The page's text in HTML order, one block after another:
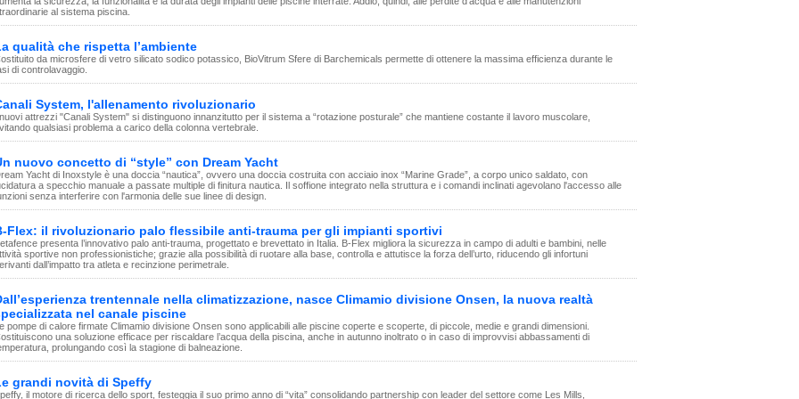
al sistema piscina.
qualità che rispetta l’ambiente
da microsfere di vetro silicato sodico potassico, BioVitrum Sfere di Barchemicals permette di ottenere la massima efficienza durante le
di controlavaggio.
System, l'allenamento rivoluzionario
attrezzi "Canali System" si distinguono innanzitutto per il sistema a “rotazione posturale” che mantiene costante il lavoro muscolare,
qualsiasi problema a carico della colonna vertebrale.
nuovo concetto di “style” con Dream Yacht
Yacht di Inoxstyle è una doccia “nautica”, ovvero una doccia costruita con acciaio inox “Marine Grade”, a corpo unico saldato, con
a specchio manuale a passate multiple di finitura nautica. Il soffione integrato nella struttura e i comandi inclinati agevolano l'accesso alle
senza interferire con l'armonia delle sue linee di design.
Flex: il rivoluzionario palo flessibile anti-trauma per gli impianti sportivi
presenta l’innovativo palo anti-trauma, progettato e brevettato in Italia. B-Flex migliora la sicurezza in campo di adulti e bambini, nelle
sportive non professionistiche; grazie alla possibilità di ruotare alla base, controlla e attutisce la forza dell’urto, riducendo gli infortuni
dall’impatto tra atleta e recinzione perimetrale.
trentennale nella climatizzazione, nasce Climamio divisione Onsen, la nuova realtà
nel canale piscine
pompe di calore firmate Climamio divisione Onsen sono applicabili alle piscine coperte e scoperte, di piccole, medie e grandi dimensioni.
una soluzione efficace per riscaldare l’acqua della piscina, anche in autunno inoltrato o in caso di improvvisi abbassamenti di
prolungando così la stagione di balneazione.
grandi novità di Speffy
il motore di ricerca dello sport, festeggia il suo primo anno di “vita” consolidando partnership con leader del settore come Les Mills,